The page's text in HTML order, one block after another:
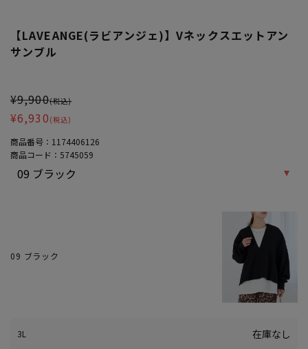
【LAVEANGE(ラビアンジェ)】Vネックスエットアン
サンブル
¥9,900(税込)
¥6,930 (税込)
商品番号： 1174406126
商品コード： 5745059
09 ブラック
3L 在庫なし